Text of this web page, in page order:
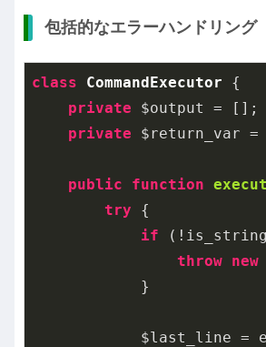
包括的なエラーハンドリング
class CommandExecutor
{
private $output = [];
private $return_var =
public function
try {
if
throw new
            }
$last_line =